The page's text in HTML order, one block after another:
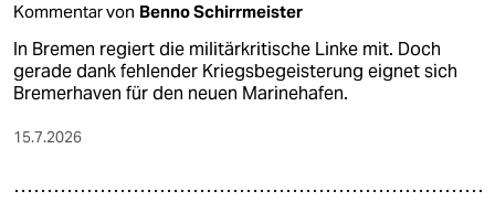
Kommentar von Benno Schirrmeister
In Bremen regiert die militärkritische Linke mit. Doch
gerade dank fehlender Kriegsbegeisterung eignet sich
Bremerhaven für den neuen Marinehafen.
15.7.2026